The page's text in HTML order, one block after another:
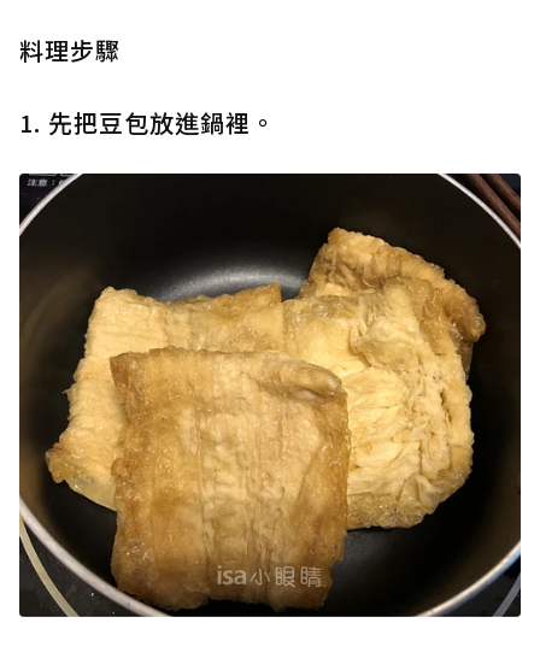
料理步驟
1. 先把豆包放進鍋裡。